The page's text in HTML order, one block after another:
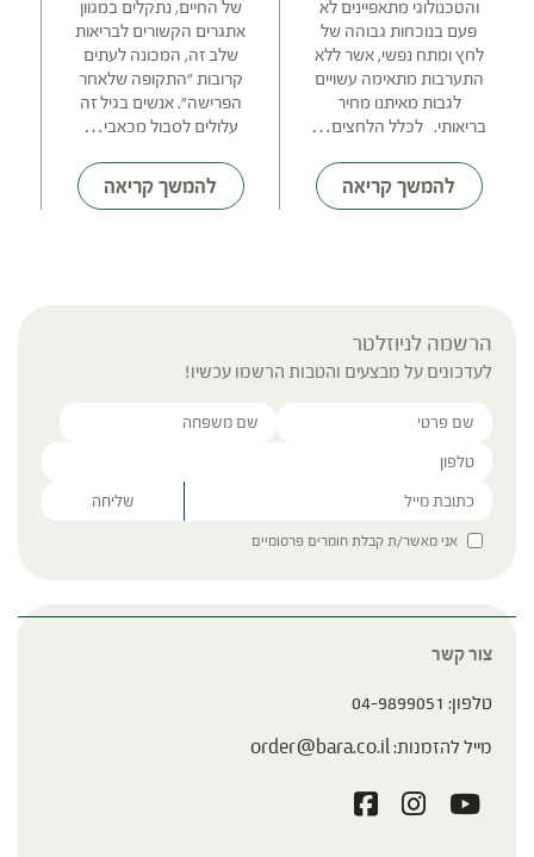
והטכנולוגי מתאפיינים לא
פעם בנוכחות גבוהה של
לחץ ומתח נפשי, אשר ללא
התערבות מתאימה עשויים
לגבות מאיתנו מחיר
בריאותי. לכלל הלחצים…
להמשך קריאה
של החיים, נתקלים במגוון
אתגרים הקשורים לבריאות
שלב זה, המכונה לעתים
קרובות "התקופה שלאחר
הפרישה". אנשים בגיל זה
עלולים לסבול מכאבי…
להמשך קריאה
הרשמה לניוזלטר
לעדכונים על מבצעים והטבות הרשמו עכשיו!
Please leave this field empty.
אני מאשר/ת קבלת חומרים פרסומיים
צור קשר
טלפון: 04-9899051
מייל להזמנות: order@bara.co.il